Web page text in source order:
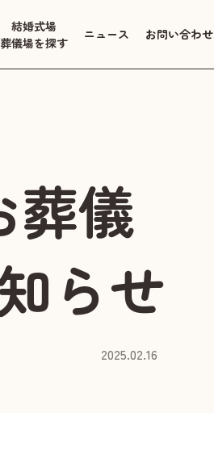
結婚式場
葬儀場を探す
ニュース お問い合わせ
葬儀
らせ
2025.02.16